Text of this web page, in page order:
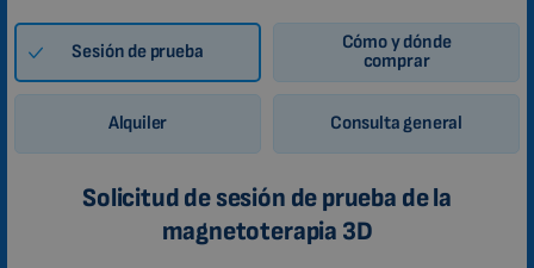
Sesión de prueba
Cómo y dónde
comprar
Alquiler Consulta general
Solicitud de sesión de prueba de la
magnetoterapia 3D